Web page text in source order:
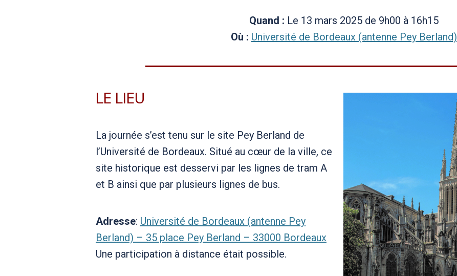
Quand : Le 13 mars 2025 de 9h00 à 16h15
Où : Université de Bordeaux (antenne Pey Berland)
LE LIEU
La journée s’est tenu sur le site Pey Berland de
l’Université de Bordeaux. Situé au cœur de la ville, ce
site historique est desservi par les lignes de tram A
et B ainsi que par plusieurs lignes de bus.
Adresse: Université de Bordeaux (antenne Pey
Berland) – 35 place Pey Berland – 33000 Bordeaux
Une participation à distance était possible.